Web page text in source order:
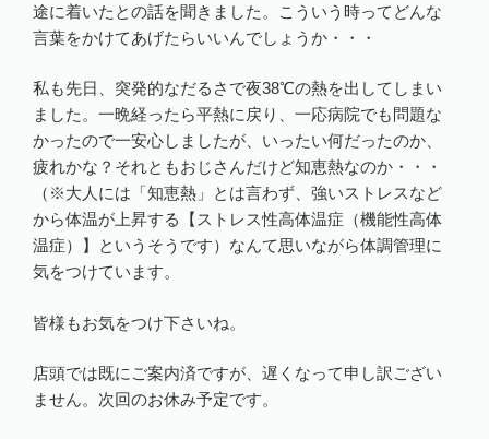
途に着いたとの話を聞きました。こういう時ってどんな
言葉をかけてあげたらいいんでしょうか・・・
私も先日、突発的なだるさで夜38℃の熱を出してしまい
ました。一晩経ったら平熱に戻り、一応病院でも問題な
かったので一安心しましたが、いったい何だったのか、
疲れかな？それともおじさんだけど知恵熱なのか・・・
（※大人には「知恵熱」とは言わず、強いストレスなど
から体温が上昇する【ストレス性高体温症（機能性高体
温症）】というそうです）なんて思いながら体調管理に
気をつけています。
皆様もお気をつけ下さいね。
店頭では既にご案内済ですが、遅くなって申し訳ござい
ません。次回のお休み予定です。